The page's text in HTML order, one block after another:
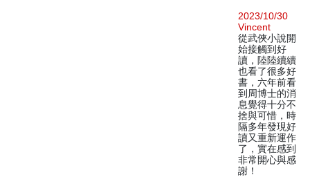
2023/10/30
Vincent
從武俠小說開
始接觸到好
讀，陸陸續續
也看了很多好
書，六年前看
到周博士的消
息覺得十分不
捨與可惜，時
隔多年發現好
讀又重新運作
了，實在感到
非常開心與感
謝！